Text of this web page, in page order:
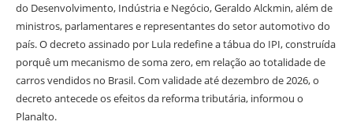
do Desenvolvimento, Indústria e Negócio, Geraldo Alckmin, além de
ministros, parlamentares e representantes do setor automotivo do
país. O decreto assinado por Lula redefine a tábua do IPI, construída
porquê um mecanismo de soma zero, em relação ao totalidade de
carros vendidos no Brasil. Com validade até dezembro de 2026, o
decreto antecede os efeitos da reforma tributária, informou o
Planalto.